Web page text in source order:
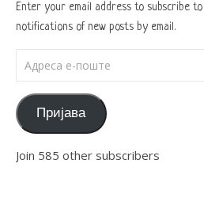
Enter your email address to subscribe
notifications of new posts by email.
Пријава
Join 585 other subscribers